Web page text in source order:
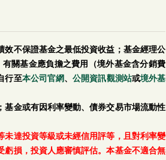
不保證基金之最低投資收益；基金經理公
關基金應負擔之費用（境外基金含分銷費
行至本公司官網、公開資訊觀測站或境外基
金或有因利率變動、債券交易市場流動性
達投資等級或未經信用評等，且對利率變
損，投資人應審慎評估。本基金不適合無